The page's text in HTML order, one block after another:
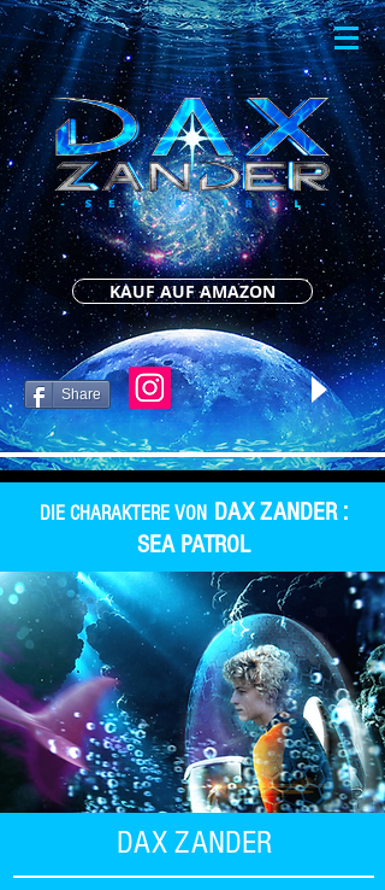
KAUF AUF AMAZON
Share
DIE CHARAKTERE VON DAX ZANDER :
SEA PATROL
DAX ZANDER